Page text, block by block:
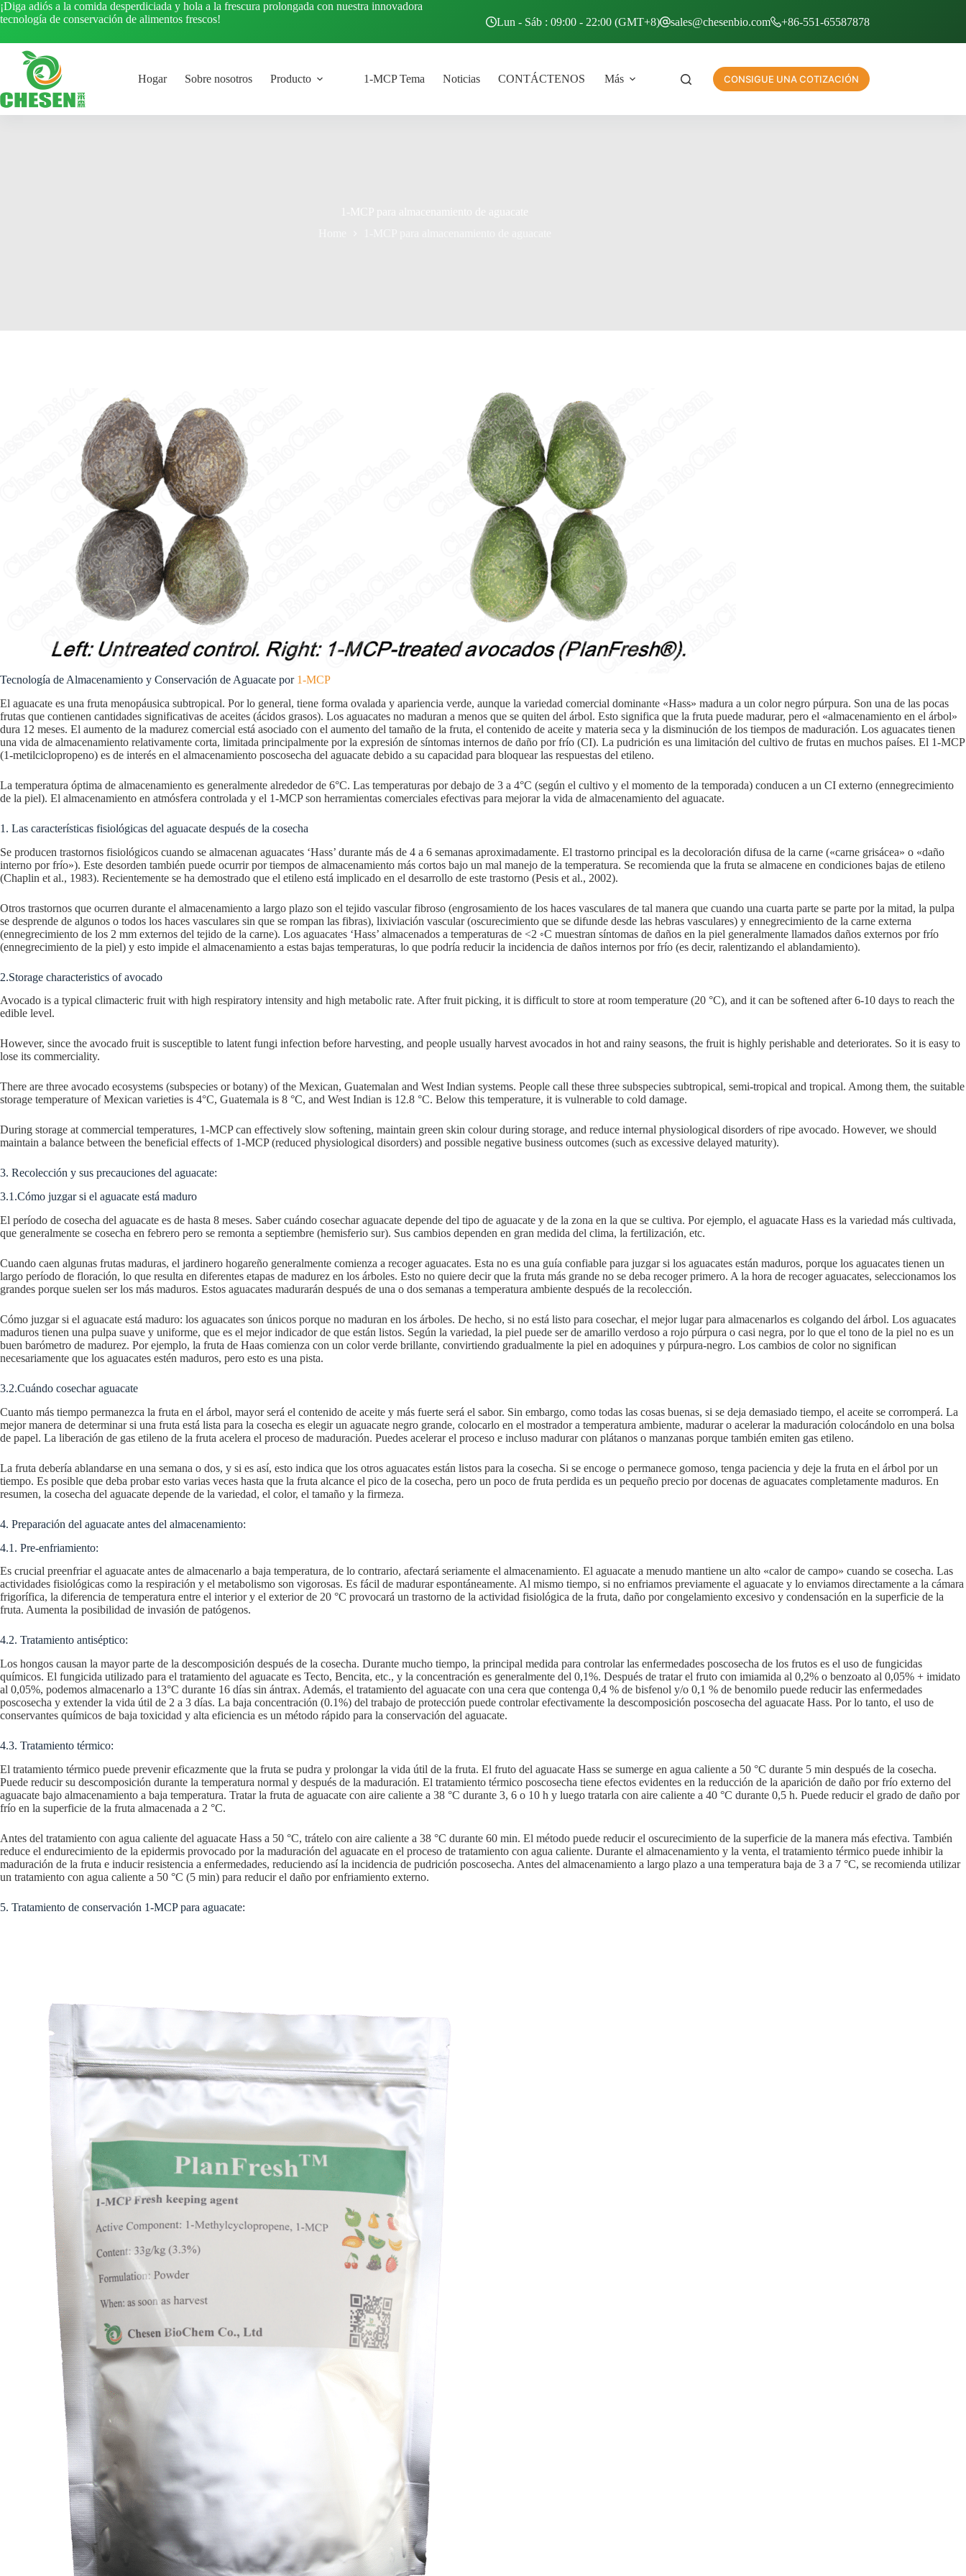
Saltar
al
¡Diga adiós a la comida desperdiciada y hola a la frescura prolongada con nuestra innovadora
tecnología de conservación de alimentos frescos!
Lun - Sáb : 09:00 - 22:00 (GMT+8) sales@chesenbio.com +86-551-65587878
Hogar Sobre nosotros Producto 1-MCP Tema Noticias CONTÁCTENOS Más CONSIGUE UNA COTIZACIÓN
Tecnología de Almacenamiento y Conservación de Aguacate por 1-MCP
El aguacate es una fruta menopáusica subtropical. Por lo general, tiene forma ovalada y apariencia verde, aunque la variedad comercial dominante «Hass» madura a un color negro púrpura. Son una de las pocas
frutas que contienen cantidades significativas de aceites (ácidos grasos). Los aguacates no maduran a menos que se quiten del árbol. Esto significa que la fruta puede madurar, pero el «almacenamiento en el árbol»
dura 12 meses. El aumento de la madurez comercial está asociado con el aumento del tamaño de la fruta, el contenido de aceite y materia seca y la disminución de los tiempos de maduración. Los aguacates tienen
una vida de almacenamiento relativamente corta, limitada principalmente por la expresión de síntomas internos de daño por frío (CI). La pudrición es una limitación del cultivo de frutas en muchos países. El 1-MCP
(1-metilciclopropeno) es de interés en el almacenamiento poscosecha del aguacate debido a su capacidad para bloquear las respuestas del etileno.
La temperatura óptima de almacenamiento es generalmente alrededor de 6°C. Las temperaturas por debajo de 3 a 4°C (según el cultivo y el momento de la temporada) conducen a un CI externo (ennegrecimiento
de la piel). El almacenamiento en atmósfera controlada y el 1-MCP son herramientas comerciales efectivas para mejorar la vida de almacenamiento del aguacate.
1. Las características fisiológicas del aguacate después de la cosecha
Se producen trastornos fisiológicos cuando se almacenan aguacates ‘Hass’ durante más de 4 a 6 semanas aproximadamente. El trastorno principal es la decoloración difusa de la carne («carne grisácea» o «daño
interno por frío»). Este desorden también puede ocurrir por tiempos de almacenamiento más cortos bajo un mal manejo de la temperatura. Se recomienda que la fruta se almacene en condiciones bajas de etileno
(Chaplin et al., 1983). Recientemente se ha demostrado que el etileno está implicado en el desarrollo de este trastorno (Pesis et al., 2002).
Otros trastornos que ocurren durante el almacenamiento a largo plazo son el tejido vascular fibroso (engrosamiento de los haces vasculares de tal manera que cuando una cuarta parte se parte por la mitad, la pulpa
se desprende de algunos o todos los haces vasculares sin que se rompan las fibras), lixiviación vascular (oscurecimiento que se difunde desde las hebras vasculares) y ennegrecimiento de la carne externa
(ennegrecimiento de los 2 mm externos del tejido de la carne). Los aguacates ‘Hass’ almacenados a temperaturas de <2 ◦C muestran síntomas de daños en la piel generalmente llamados daños externos por frío
(ennegrecimiento de la piel) y esto impide el almacenamiento a estas bajas temperaturas, lo que podría reducir la incidencia de daños internos por frío (es decir, ralentizando el ablandamiento).
2.Storage characteristics of avocado
Avocado is a typical climacteric fruit with high respiratory intensity and high metabolic rate. After fruit picking, it is difficult to store at room temperature (20 °C), and it can be softened after 6-10 days to reach the
edible level.
However, since the avocado fruit is susceptible to latent fungi infection before harvesting, and people usually harvest avocados in hot and rainy seasons, the fruit is highly perishable and deteriorates. So it is easy to
lose its commerciality.
There are three avocado ecosystems (subspecies or botany) of the Mexican, Guatemalan and West Indian systems. People call these three subspecies subtropical, semi-tropical and tropical. Among them, the suitable
storage temperature of Mexican varieties is 4°C, Guatemala is 8 °C, and West Indian is 12.8 °C. Below this temperature, it is vulnerable to cold damage.
During storage at commercial temperatures, 1-MCP can effectively slow softening, maintain green skin colour during storage, and reduce internal physiological disorders of ripe avocado. However, we should
maintain a balance between the beneficial effects of 1-MCP (reduced physiological disorders) and possible negative business outcomes (such as excessive delayed maturity).
3. Recolección y sus precauciones del aguacate:
3.1.Cómo juzgar si el aguacate está maduro
El período de cosecha del aguacate es de hasta 8 meses. Saber cuándo cosechar aguacate depende del tipo de aguacate y de la zona en la que se cultiva. Por ejemplo, el aguacate Hass es la variedad más cultivada,
que generalmente se cosecha en febrero pero se remonta a septiembre (hemisferio sur). Sus cambios dependen en gran medida del clima, la fertilización, etc.
Cuando caen algunas frutas maduras, el jardinero hogareño generalmente comienza a recoger aguacates. Esta no es una guía confiable para juzgar si los aguacates están maduros, porque los aguacates tienen un
largo período de floración, lo que resulta en diferentes etapas de madurez en los árboles. Esto no quiere decir que la fruta más grande no se deba recoger primero. A la hora de recoger aguacates, seleccionamos los
grandes porque suelen ser los más maduros. Estos aguacates madurarán después de una o dos semanas a temperatura ambiente después de la recolección.
Cómo juzgar si el aguacate está maduro: los aguacates son únicos porque no maduran en los árboles. De hecho, si no está listo para cosechar, el mejor lugar para almacenarlos es colgando del árbol. Los aguacates
maduros tienen una pulpa suave y uniforme, que es el mejor indicador de que están listos. Según la variedad, la piel puede ser de amarillo verdoso a rojo púrpura o casi negra, por lo que el tono de la piel no es un
buen barómetro de madurez. Por ejemplo, la fruta de Haas comienza con un color verde brillante, convirtiendo gradualmente la piel en adoquines y púrpura-negro. Los cambios de color no significan
necesariamente que los aguacates estén maduros, pero esto es una pista.
3.2.Cuándo cosechar aguacate
Cuanto más tiempo permanezca la fruta en el árbol, mayor será el contenido de aceite y más fuerte será el sabor. Sin embargo, como todas las cosas buenas, si se deja demasiado tiempo, el aceite se corromperá. La
mejor manera de determinar si una fruta está lista para la cosecha es elegir un aguacate negro grande, colocarlo en el mostrador a temperatura ambiente, madurar o acelerar la maduración colocándolo en una bolsa
de papel. La liberación de gas etileno de la fruta acelera el proceso de maduración. Puedes acelerar el proceso e incluso madurar con plátanos o manzanas porque también emiten gas etileno.
La fruta debería ablandarse en una semana o dos, y si es así, esto indica que los otros aguacates están listos para la cosecha. Si se encoge o permanece gomoso, tenga paciencia y deje la fruta en el árbol por un
tiempo. Es posible que deba probar esto varias veces hasta que la fruta alcance el pico de la cosecha, pero un poco de fruta perdida es un pequeño precio por docenas de aguacates completamente maduros. En
resumen, la cosecha del aguacate depende de la variedad, el color, el tamaño y la firmeza.
4. Preparación del aguacate antes del almacenamiento:
4.1. Pre-enfriamiento:
Es crucial preenfriar el aguacate antes de almacenarlo a baja temperatura, de lo contrario, afectará seriamente el almacenamiento. El aguacate a menudo mantiene un alto «calor de campo» cuando se cosecha. Las
actividades fisiológicas como la respiración y el metabolismo son vigorosas. Es fácil de madurar espontáneamente. Al mismo tiempo, si no enfriamos previamente el aguacate y lo enviamos directamente a la cámara
frigorífica, la diferencia de temperatura entre el interior y el exterior de 20 °C provocará un trastorno de la actividad fisiológica de la fruta, daño por congelamiento excesivo y condensación en la superficie de la
fruta. Aumenta la posibilidad de invasión de patógenos.
4.2. Tratamiento antiséptico:
Los hongos causan la mayor parte de la descomposición después de la cosecha. Durante mucho tiempo, la principal medida para controlar las enfermedades poscosecha de los frutos es el uso de fungicidas
químicos. El fungicida utilizado para el tratamiento del aguacate es Tecto, Bencita, etc., y la concentración es generalmente del 0,1%. Después de tratar el fruto con imiamida al 0,2% o benzoato al 0,05% + imidato
al 0,05%, podemos almacenarlo a 13°C durante 16 días sin ántrax. Además, el tratamiento del aguacate con una cera que contenga 0,4 % de bisfenol y/o 0,1 % de benomilo puede reducir las enfermedades
poscosecha y extender la vida útil de 2 a 3 días. La baja concentración (0.1%) del trabajo de protección puede controlar efectivamente la descomposición poscosecha del aguacate Hass. Por lo tanto, el uso de
conservantes químicos de baja toxicidad y alta eficiencia es un método rápido para la conservación del aguacate.
4.3. Tratamiento térmico:
El tratamiento térmico puede prevenir eficazmente que la fruta se pudra y prolongar la vida útil de la fruta. El fruto del aguacate Hass se sumerge en agua caliente a 50 °C durante 5 min después de la cosecha.
Puede reducir su descomposición durante la temperatura normal y después de la maduración. El tratamiento térmico poscosecha tiene efectos evidentes en la reducción de la aparición de daño por frío externo del
aguacate bajo almacenamiento a baja temperatura. Tratar la fruta de aguacate con aire caliente a 38 °C durante 3, 6 o 10 h y luego tratarla con aire caliente a 40 °C durante 0,5 h. Puede reducir el grado de daño por
frío en la superficie de la fruta almacenada a 2 °C.
Antes del tratamiento con agua caliente del aguacate Hass a 50 °C, trátelo con aire caliente a 38 °C durante 60 min. El método puede reducir el oscurecimiento de la superficie de la manera más efectiva. También
reduce el endurecimiento de la epidermis provocado por la maduración del aguacate en el proceso de tratamiento con agua caliente. Durante el almacenamiento y la venta, el tratamiento térmico puede inhibir la
maduración de la fruta e inducir resistencia a enfermedades, reduciendo así la incidencia de pudrición poscosecha. Antes del almacenamiento a largo plazo a una temperatura baja de 3 a 7 °C, se recomienda utilizar
un tratamiento con agua caliente a 50 °C (5 min) para reducir el daño por enfriamiento externo.
5. Tratamiento de conservación 1-MCP para aguacate: